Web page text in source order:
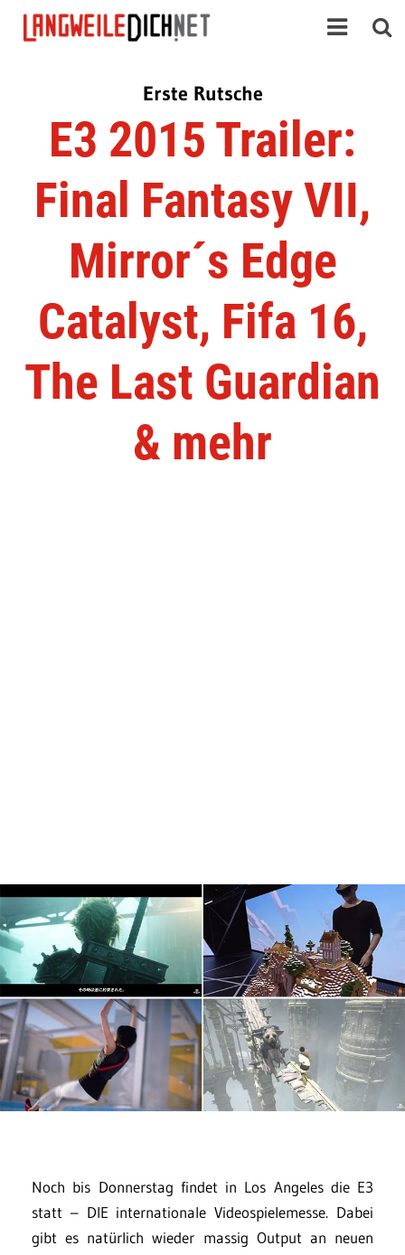
Erste Rutsche
E3 2015 Trailer:
Final Fantasy VII,
Mirror´s Edge
Catalyst, Fifa 16,
The Last Guardian
& mehr
Noch bis Donnerstag findet in Los Angeles die E3
statt – DIE internationale Videospielemesse. Dabei
gibt es natürlich wieder massig Output an neuen